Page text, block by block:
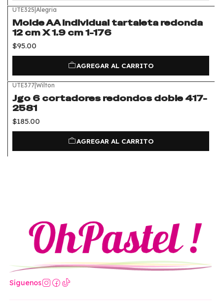
UTE325 Alegria
Molde AA individual tartaleta redonda
12 cm X 1.9 cm 1-176
$95.00
AGREGAR AL CARRITO
UTE377| Wilton
Jgo 6 cortadores redondos doble 417-
2581
$185.00
AGREGAR AL CARRITO
Síguenos